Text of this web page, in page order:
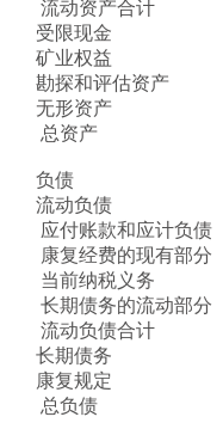
流动资产合计
受限现金
矿业权益
勘探和评估资产
无形资产
总资产
负债
流动负债
应付账款和应计负债
康复经费的现有部分
当前纳税义务
长期债务的流动部分
流动负债合计
长期债务
康复规定
总负债